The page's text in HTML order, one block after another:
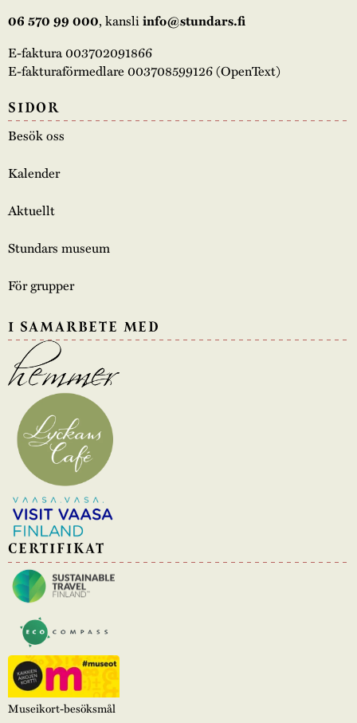
06 570 99 000, kansliinfo@stundars.fi
E-faktura 003702091866
E-fakturaförmedlare 003708599126 (OpenText)
SIDOR
Besök oss
Kalender
Aktuellt
Stundars museum
För grupper
I SAMARBETE MED
CERTIFIKAT
Museikort-besöksmål